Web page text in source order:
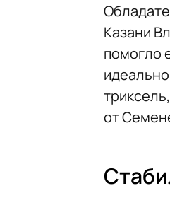
Казани
помогло
от